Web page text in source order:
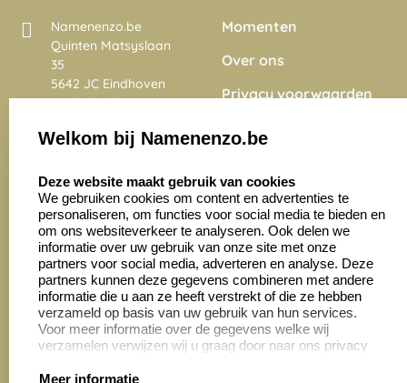
Namenenzo.be
Quinten Matsyslaan
35
5642 JC Eindhoven
Nederland
4028 beoordelingen
Momenten
Over ons
Privacy voorwaarden
Onze vacatures
Zakelijk:
Aanvraag op maat
Cadeaubonnen
Klantenservice:
Contact opnemen
Veelgestelde vragen
Retourneren
Welkom bij Namenenzo.be
Deze website maakt gebruik van cookies
We gebruiken cookies om content en advertenties te
personaliseren, om functies voor social media te bieden en
om ons websiteverkeer te analyseren. Ook delen we
informatie over uw gebruik van onze site met onze
partners voor social media, adverteren en analyse. Deze
partners kunnen deze gegevens combineren met andere
informatie die u aan ze heeft verstrekt of die ze hebben
verzameld op basis van uw gebruik van hun services.
Voor meer informatie over de gegevens welke wij
verzamelen verwijzen wij u graag door naar ons privacy
Meer informatie